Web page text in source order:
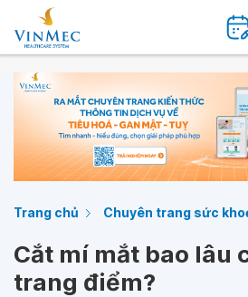
Trang chủ Chuyên trang sức
Cắt mí mắt bao lâu
trang điểm?